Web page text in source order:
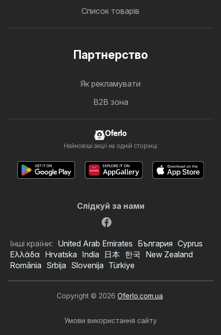
Список товарів
Партнерство
Як рекламувати
B2B зона
Oferlo
Найновіші акції на одній сторінці
Слідкуй за нами
Інші країни: United Arab Emirates България Cyprus
Ελλάδα Hrvatska India 日本 한국 New Zealand
România Srbija Slovenija Türkiye
Copyright © 2026 Oferlo.com.ua.
Умови використання сайту